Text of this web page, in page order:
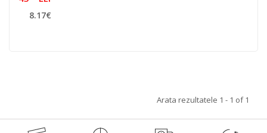
8.17€
Arata rezultatele 1 - 1 of 1